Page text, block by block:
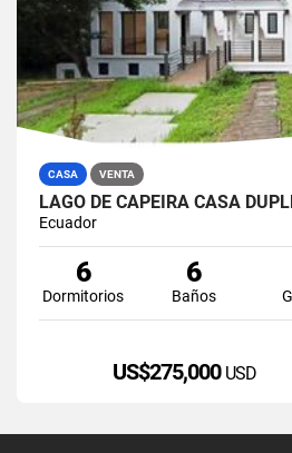
CASA VENTA
LAGO DE CAPEIRA CASA
Ecuador
6
Dormitorios
6
Baños
US$275,000 USD